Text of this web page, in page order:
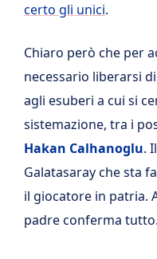
certo gli unici.
Chiaro però che per
necessario liberarsi
agli esuberi a cui si
sistemazione, tra i
Hakan Calhanoglu.
Galatasaray che sta
il giocatore in patria.
padre conferma tutto.